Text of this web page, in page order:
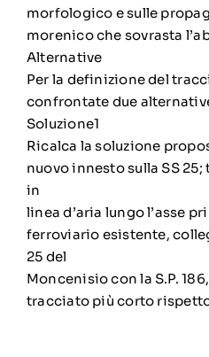
morfologico e sulle
morenico che sovrasta
Alternative
Per la definizione del
confrontate due
Soluzione1
Ricalca la soluzione
nuovo innesto sulla SS
in
linea d’aria lungo l’asse
ferroviario esistente,
25 del
Moncenisio con la S.P.
tracciato più corto